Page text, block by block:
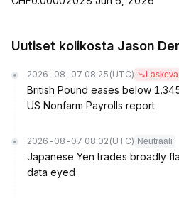
Uutiset kolikosta Jason
2026-08-07 08:25 (UTC) Laskeva
British Pound eases below
US Nonfarm Payrolls report
2026-08-07 08:02 (UTC) Neutraali
Japanese Yen trades broadly
data eyed